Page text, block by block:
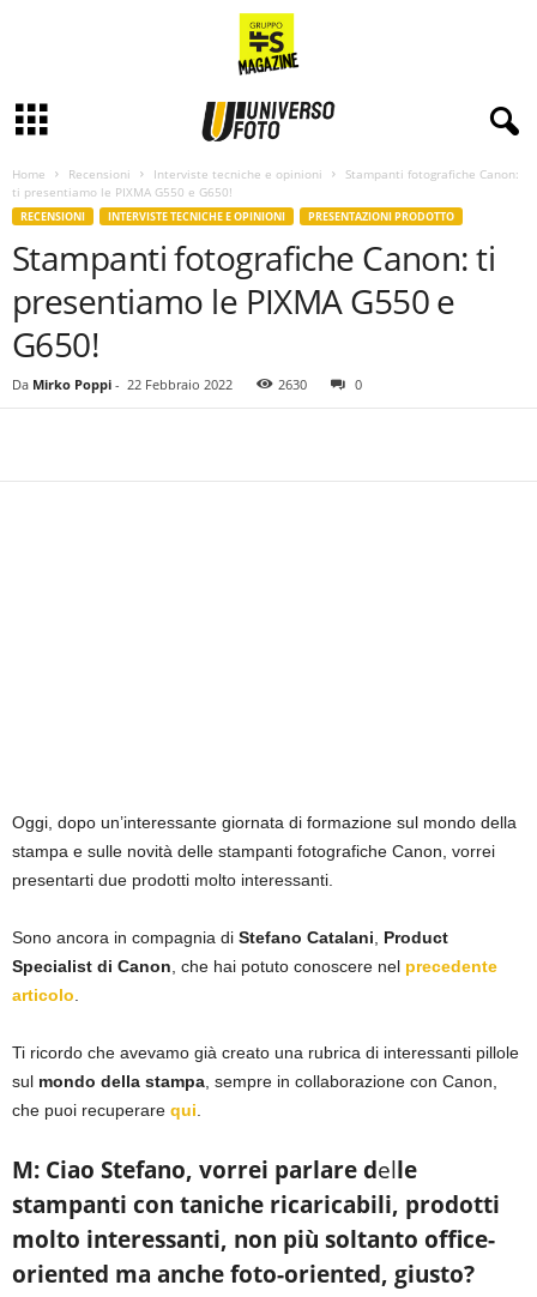
Home Recensioni Interviste tecniche e opinioni
Stampanti fotografiche Canon:
ti presentiamo le PIXMA G550 e G650!
RECENSIONI INTERVISTE TECNICHE E OPINIONI PRESENTAZIONI PRODOTTO
Stampanti fotografiche Canon: ti
presentiamo le PIXMA G550 e
G650!
Da Mirko Poppi - 22 Febbraio 2022 2630 0
Oggi, dopo un’interessante giornata di formazione sul mondo della
stampa e sulle novità delle stampanti fotografiche Canon, vorrei
presentarti due prodotti molto interessanti.
Sono ancora in compagnia di Stefano Catalani, Product
Specialist di Canon, che hai potuto conoscere nel precedente
articolo.
Ti ricordo che avevamo già creato una rubrica di interessanti pillole
sul mondo della stampa, sempre in collaborazione con Canon,
che puoi recuperare qui.
M: Ciao Stefano, vorrei parlare delle
stampanti con taniche ricaricabili, prodotti
molto interessanti, non più soltanto office-
oriented ma anche foto-oriented, giusto?